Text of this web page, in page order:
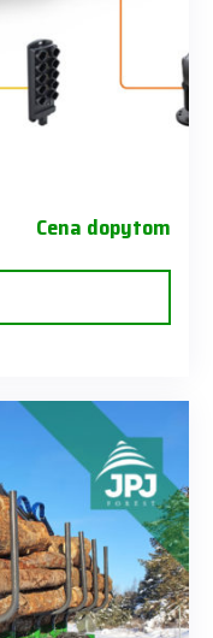
Cena dopytom